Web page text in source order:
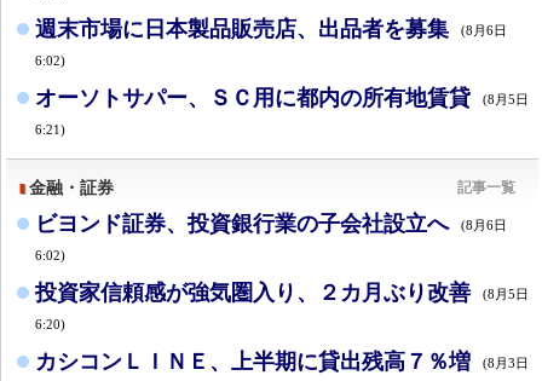
週末市場に日本製品販売店、出品者を募集 (8月6日
6:02)
オーソトサパー、ＳＣ用に都内の所有地賃貸 (8月5日
6:21)
金融・証券 記事一覧
ビヨンド証券、投資銀行業の子会社設立へ (8月6日
6:02)
投資家信頼感が強気圏入り、２カ月ぶり改善 (8月5日
6:20)
カシコンＬＩＮＥ、上半期に貸出残高７％増 (8月3日